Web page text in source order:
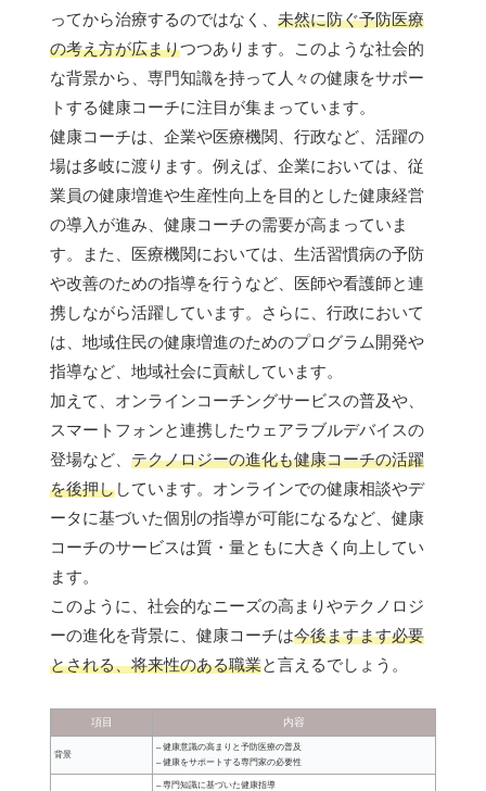
ってから治療するのではなく、 未然に防ぐ予防医療
の考え方が広まりつつあります。このような社会的
な背景から、専門知識を持って人々の健康をサポー
トする健康コーチに注目が集まっています。
健康コーチは、企業や医療機関、行政など、活躍の
場は多岐に渡ります。例えば、企業においては、従
業員の健康増進や生産性向上を目的とした健康経営
の導入が進み、健康コーチの需要が高まっていま
す。また、医療機関においては、生活習慣病の予防
や改善のための指導を行うなど、医師や看護師と連
携しながら活躍しています。さらに、行政において
は、地域住民の健康増進のためのプログラム開発や
指導など、地域社会に貢献しています。
加えて、オンラインコーチングサービスの普及や、
スマートフォンと連携したウェアラブルデバイスの
登場など、 テクノロジーの進化も健康コーチの活躍
を後押ししています。オンラインでの健康相談やデ
ータに基づいた個別の指導が可能になるなど、健康
コーチのサービスは質・量ともに大きく向上してい
ます。
このように、社会的なニーズの高まりやテクノロジ
ーの進化を背景に、健康コーチは今後ますます必要
とされる、将来性のある職業と言えるでしょう。
項目 内容
背景
– 健康意識の高まりと予防医療の普及
– 健康をサポートする専門家の必要性
– 専門知識に基づいた健康指導